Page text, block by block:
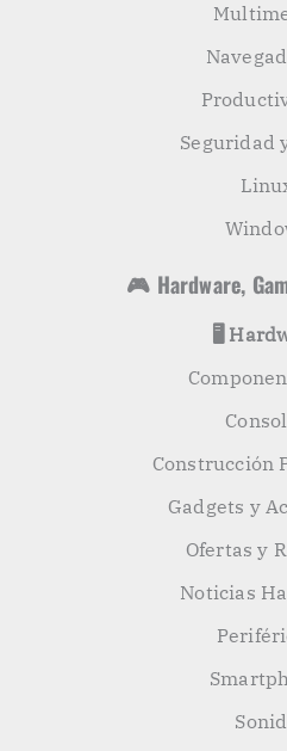
Seguridad
🎮 Hardware,
🖥️
Construcción
Gadgets y
Ofertas y
Noticias